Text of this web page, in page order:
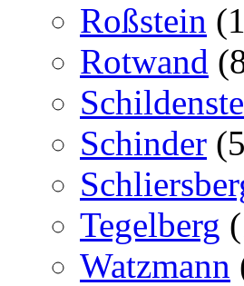
Roßstein
Rotwand
Schinder
Tegelberg
Watzmann